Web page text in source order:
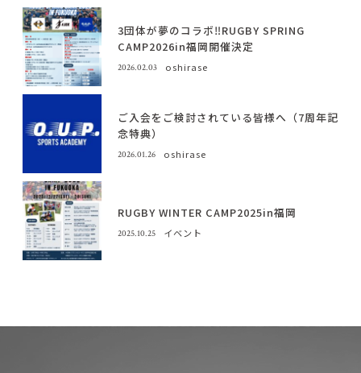
3団体が夢のコラボ‼️RUGBY SPRING
CAMP2026in福岡開催決定
2026.02.03 oshirase
ご入会をご検討されている皆様へ（7周年記
念特典）
2026.01.26 oshirase
RUGBY WINTER CAMP2025in福岡
2025.10.25 イベント